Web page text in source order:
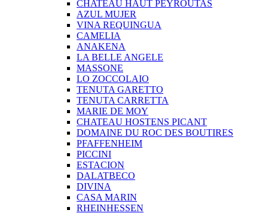
CHATEAU HAUT PEYROUTAS
AZUL MUJER
VINA REQUINGUA
CAMELIA
ANAKENA
LA BELLE ANGELE
MASSONE
LO ZOCCOLAIO
TENUTA GARETTO
TENUTA CARRETTA
MARIE DE MOY
CHATEAU HOSTENS PICANT
DOMAINE DU ROC DES BOUTIRES
PFAFFENHEIM
PICCINI
ESTACION
DALATBECO
DIVINA
CASA MARIN
RHEINHESSEN